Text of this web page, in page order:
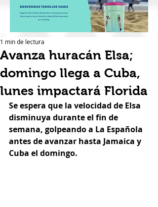
Avanza huracán Elsa;
domingo llega a Cuba,
lunes impactará Florida
1 min de lectura
Se espera que la velocidad de Elsa
disminuya durante el fin de
semana, golpeando a La Española
antes de avanzar hasta Jamaica y
Cuba el domingo.